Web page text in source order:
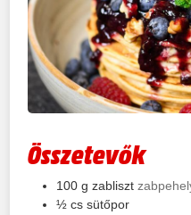
Összetevők
100 g zabliszt
½ cs sütőpor